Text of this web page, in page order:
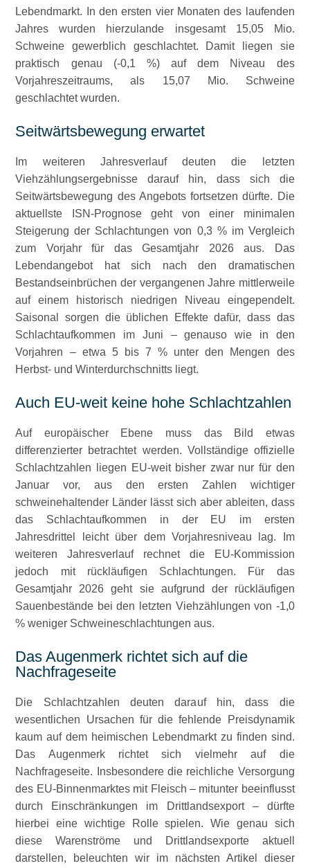
Lebendmarkt. In den ersten vier Monaten des laufenden
Jahres wurden hierzulande insgesamt 15,05 Mio.
Schweine gewerblich geschlachtet. Damit liegen sie
praktisch genau (-0,1 %) auf dem Niveau des
Vorjahreszeitraums, als 15,07 Mio. Schweine
geschlachtet wurden.
Seitwärtsbewegung erwartet
Im weiteren Jahresverlauf deuten die letzten
Viehzählungsergebnisse darauf hin, dass sich die
Seitwärtsbewegung des Angebots fortsetzen dürfte. Die
aktuellste ISN-Prognose geht von einer minimalen
Steigerung der Schlachtungen von 0,3 % im Vergleich
zum Vorjahr für das Gesamtjahr 2026 aus. Das
Lebendangebot hat sich nach den dramatischen
Bestandseinbrüchen der vergangenen Jahre mittlerweile
auf einem historisch niedrigen Niveau eingependelt.
Saisonal sorgen die üblichen Effekte dafür, dass das
Schlachtaufkommen im Juni – genauso wie in den
Vorjahren – etwa 5 bis 7 % unter den Mengen des
Herbst- und Winterdurchschnitts liegt.
Auch EU-weit keine hohe Schlachtzahlen
Auf europäischer Ebene muss das Bild etwas
differenzierter betrachtet werden. Vollständige offizielle
Schlachtzahlen liegen EU-weit bisher zwar nur für den
Januar vor, aus den ersten Zahlen wichtiger
schweinehaltender Länder lässt sich aber ableiten, dass
das Schlachtaufkommen in der EU im ersten
Jahresdrittel leicht über dem Vorjahresniveau lag. Im
weiteren Jahresverlauf rechnet die EU-Kommission
jedoch mit rückläufigen Schlachtungen. Für das
Gesamtjahr 2026 geht sie aufgrund der rückläufigen
Sauenbestände bei den letzten Viehzählungen von -1,0
% weniger Schweineschlachtungen aus.
Das Augenmerk richtet sich auf die
Nachfrageseite
Die Schlachtzahlen deuten darauf hin, dass die
wesentlichen Ursachen für die fehlende Preisdynamik
kaum auf dem heimischen Lebendmarkt zu finden sind.
Das Augenmerk richtet sich vielmehr auf die
Nachfrageseite. Insbesondere die reichliche Versorgung
des EU-Binnenmarktes mit Fleisch – mitunter beeinflusst
durch Einschränkungen im Drittlandsexport – dürfte
hierbei eine wichtige Rolle spielen. Wie genau sich
diese Warenströme und Drittlandsexporte aktuell
darstellen, beleuchten wir im nächsten Artikel dieser